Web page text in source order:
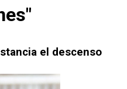
el descenso